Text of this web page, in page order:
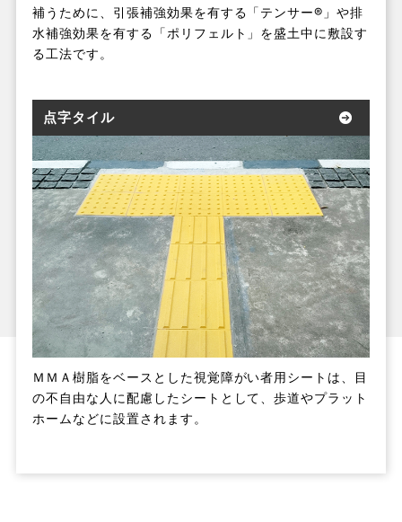
補うために、引張補強効果を有する「テンサー®」や排
水補強効果を有する「ポリフェルト」を盛土中に敷設す
る工法です。
点字タイル
ＭＭＡ樹脂をベースとした視覚障がい者用シートは、目
の不自由な人に配慮したシートとして、歩道やプラット
ホームなどに設置されます。